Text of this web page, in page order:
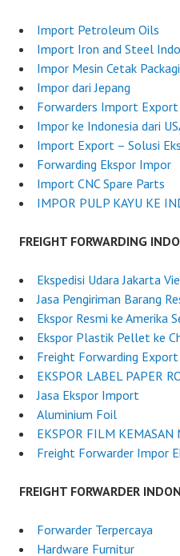
Import Petroleum Oils
Import Iron and Steel
Impor Mesin Cetak
Impor dari Jepang
Forwarders Import Export
Impor ke Indonesia dari
Import Export – Solusi
Forwarding Ekspor Impor
Import CNC Spare Parts
IMPOR PULP KAYU KE
FREIGHT FORWARDING
Ekspedisi Udara Jakarta
Jasa Pengiriman Barang
Ekspor Resmi ke Amerika
Ekspor Plastik Pellet ke
Freight Forwarding
EKSPOR LABEL PAPER
Jasa Ekspor Import
Aluminium Foil
EKSPOR FILM KEMASAN
Freight Forwarder Impor
FREIGHT FORWARDER
Forwarder Terpercaya
Hardware Furnitur